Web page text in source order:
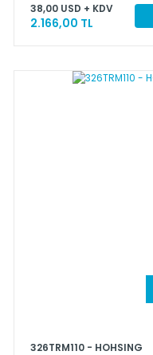
38,00 USD + KDV
2.166,00 TL
326TRM110 - HOHSING